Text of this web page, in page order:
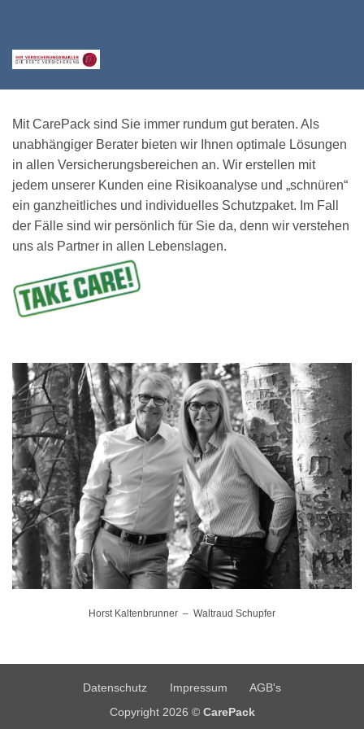
Mit CarePack sind Sie immer rundum gut beraten. Als
unabhängiger Berater bieten wir Ihnen optimale Lösungen
in allen Versicherungsbereichen an. Wir erstellen mit
jedem unserer Kunden eine Risikoanalyse und „schnüren“
ein ganzheitliches und individuelles Schutzpaket. Im Fall
der Fälle sind wir persönlich für Sie da, denn wir verstehen
uns als Partner in allen Lebenslagen.
Horst Kaltenbrunner – Waltraud Schupfer
Datenschutz Impressum
AGB's
Copyright 2026 © CarePack